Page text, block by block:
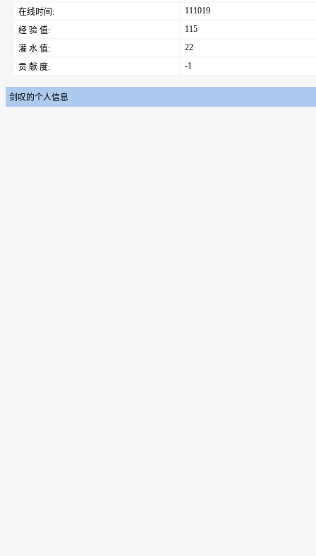
在线时间:
111019
经 验 值:
115
灌 水 值:
22
贡 献 度:
-1
剑叹的个人信息